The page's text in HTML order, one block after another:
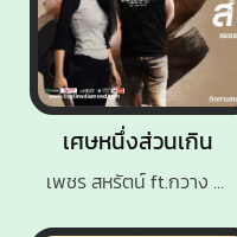
เศษหนึ่งส่วนเกิน
เพชร สหรัตน์ ft.กวาง จิรพรรณ